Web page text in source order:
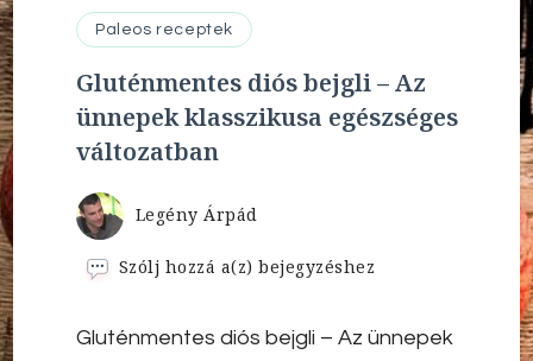
Paleos receptek
Gluténmentes diós bejgli – Az
ünnepek klasszikusa egészséges
változatban
Legény Árpád
Szólj hozzá a(z)Gluténmentes
–
bejegyzéshez
Gluténmentes diós bejgli – Az ünnepek